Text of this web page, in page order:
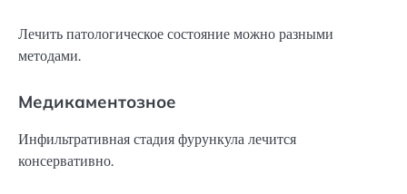
Лечить патологическое состояние можно разными
методами.
Медикаментозное
Инфильтративная стадия фурункула лечится
консервативно.